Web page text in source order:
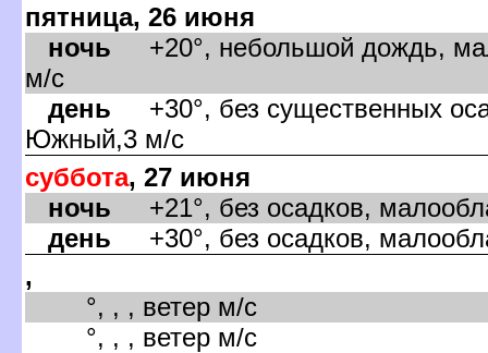
пятница, 26 июня
ночь +20°, небольшой дождь,
м/с
день +30°, без существенных
Южный,3 м/с
суббота, 27 июня
ночь +21°, без осадков,
день +30°, без осадков,
,
°, , , ветер м/с
°, , , ветер м/с